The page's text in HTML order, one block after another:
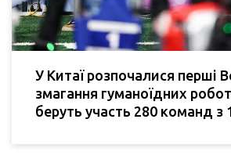
У Китаї розпочалися перші
змагання гуманоїдних
беруть участь 280 команд з